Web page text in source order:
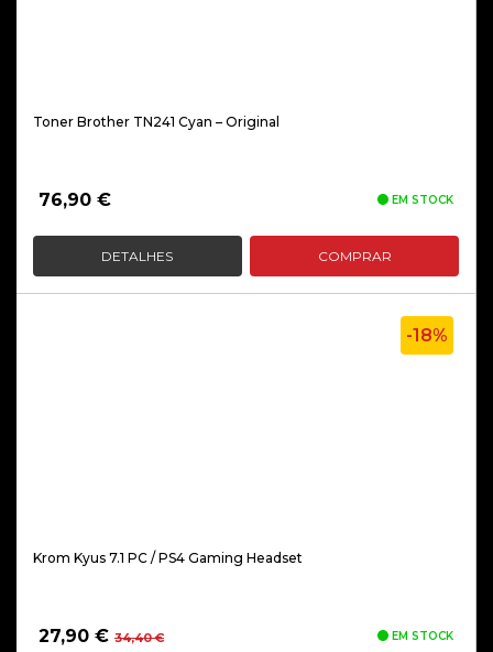
Toner Brother TN241 Cyan – Original
76,90 € EM STOCK
DETALHES COMPRAR
-18%
Krom Kyus 7.1 PC / PS4 Gaming Headset
34,40€O
27,90 €
O
EM STOCK